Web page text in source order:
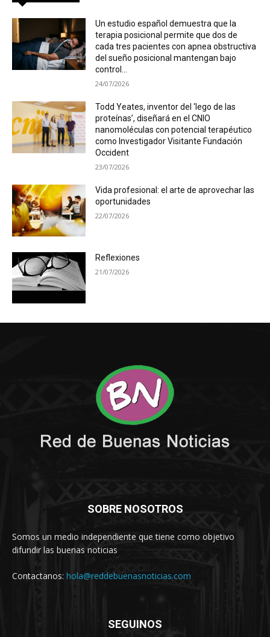
Un estudio español demuestra que la
terapia posicional permite que dos de
cada tres pacientes con apnea obstructiva
del sueño posicional mantengan bajo
control...
24/07/2026
Todd Yeates, inventor del ‘lego de las
proteínas’, diseñará en el CNIO
nanomoléculas con potencial terapéutico
como Investigador Visitante Fundación
Occident
23/07/2026
Vida profesional: el arte de aprovechar las
oportunidades
22/07/2026
Reflexiones
21/07/2026
SOBRE NOSOTROS
Somos un medio independiente que tiene como objetivo
difundir las buenas noticias
Contactanos: hola@reddebuenasnoticias.com
SEGUINOS